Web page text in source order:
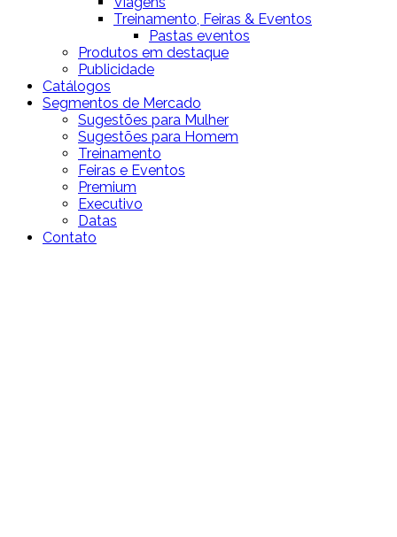
Treinamento, Feiras & Eventos
Pastas eventos
Produtos em destaque
Publicidade
Catálogos
Segmentos de Mercado
Sugestões para Mulher
Sugestões para Homem
Treinamento
Feiras e Eventos
Premium
Executivo
Datas
Contato